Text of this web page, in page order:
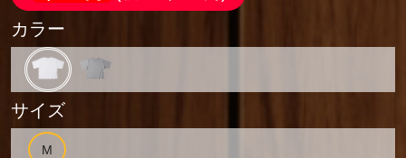
カラー
サイズ